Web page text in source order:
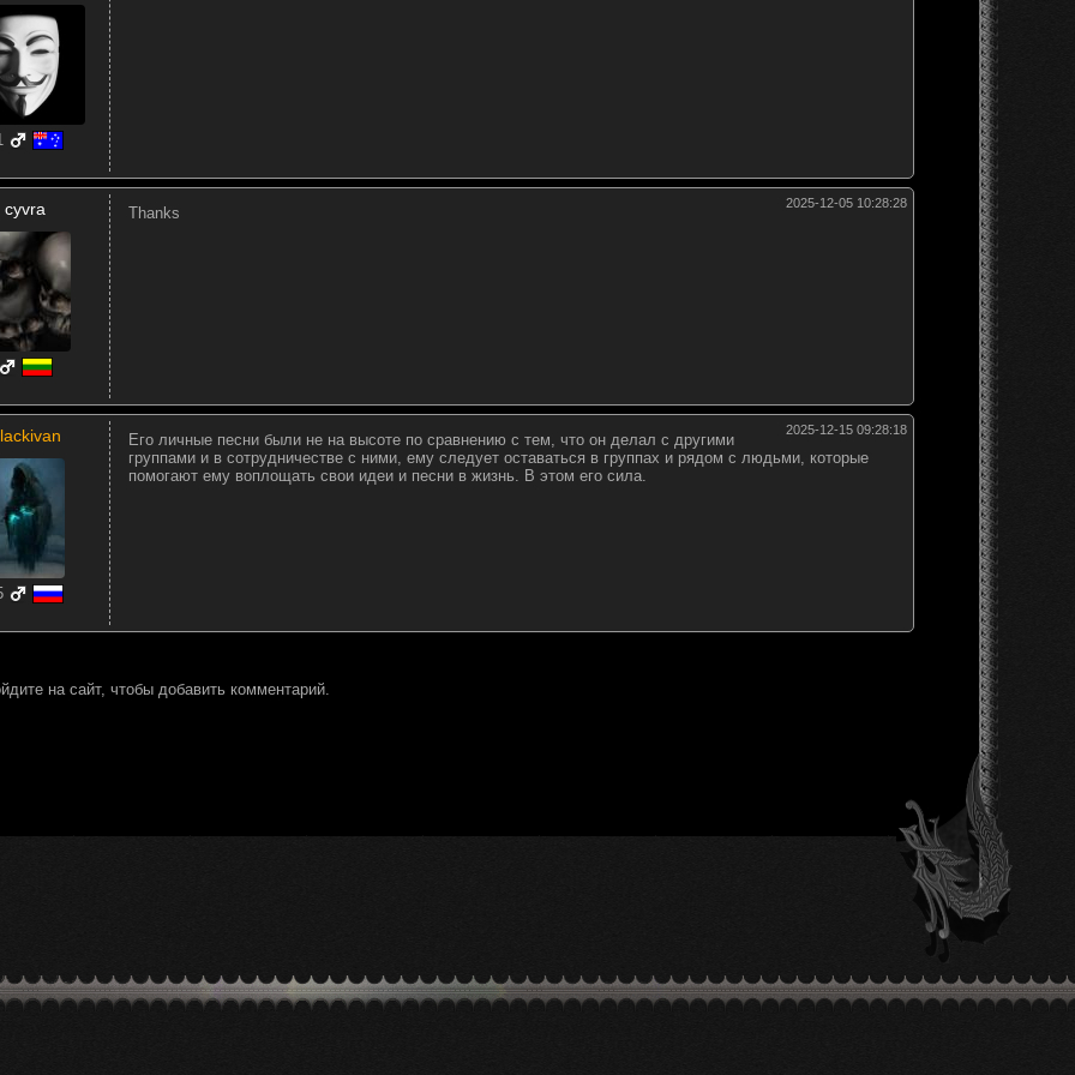
cyvra 2025-12-05 10:28:28
Thanks
2025-12-15 09:28:18
Его личные песни были не на высоте по сравнению с тем, что он делал с другими
группами и в сотрудничестве с ними, ему следует оставаться в группах и рядом с людьми, которые
помогают ему воплощать свои идеи и песни в жизнь. В этом его сила.
на сайт, чтобы добавить комментарий.